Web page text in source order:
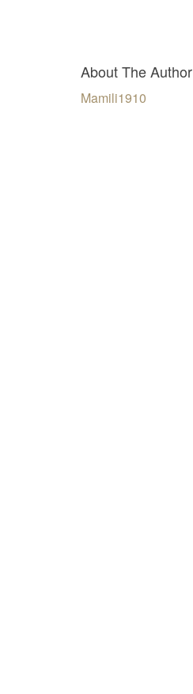
About The Author
Mamili1910